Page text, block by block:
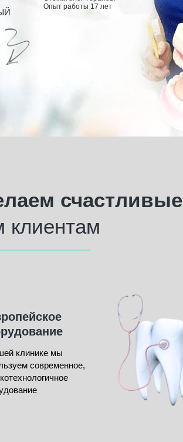
Опыт работы 17 лет
счастливые
клиентам
клинике мы
современное,